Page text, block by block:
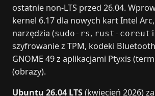
ostatnie non‑LTS przed 26.04.
kernel 6.17 dla nowych kart Intel
narzędzia (sudo-rs, rust-
szyfrowanie z TPM, kodeki
GNOME 49 z aplikacjami Ptyxis
(obrazy).
Ubuntu 26.04 LTS(kwiecień 2026)